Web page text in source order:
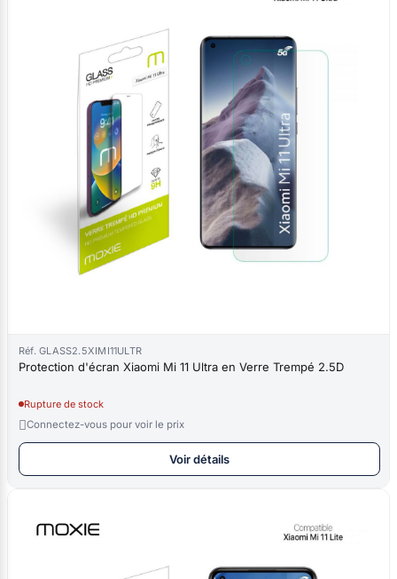
Réf. GLASS2.5XIMI11ULTR
Protection d'écran Xiaomi Mi 11 Ultra en Verre Trempé 2.5D
Rupture de stock
Connectez-vous pour voir le prix
Voir détails